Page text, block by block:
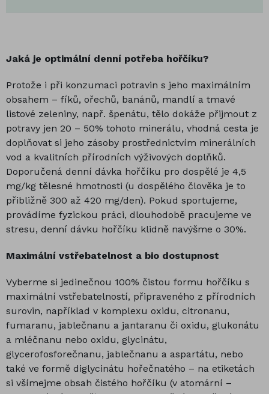
Jaká je optimální denní potřeba hořčíku?
Protože i při konzumaci potravin s jeho maximálním
obsahem – fíků, ořechů, banánů, mandlí a tmavé
listové zeleniny, např. špenátu, tělo dokáže přijmout z
potravy jen 20 – 50% tohoto minerálu, vhodná cesta je
doplňovat si jeho zásoby prostřednictvím minerálních
vod a kvalitních přírodních výživových doplňků.
Doporučená denní dávka hořčíku pro dospělé je 4,5
mg/kg tělesné hmotnosti (u dospělého člověka je to
přibližně 300 až 420 mg/den). Pokud sportujeme,
provádíme fyzickou práci, dlouhodobě pracujeme ve
stresu, denní dávku hořčíku klidně navýšme o 30%.
Maximální vstřebatelnost a bio dostupnost
Vyberme si jedinečnou 100% čistou formu hořčíku s
maximální vstřebatelností, připraveného z přírodních
surovin, například v komplexu oxidu, citronanu,
fumaranu, jablečnanu a jantaranu či oxidu, glukonátu
a mléčnanu nebo oxidu, glycinátu,
glycerofosforečnanu, jablečnanu a aspartátu, nebo
také ve formě diglycinátu hořečnatého – na etiketách
si všímejme obsah čistého hořčíku (v atomární –